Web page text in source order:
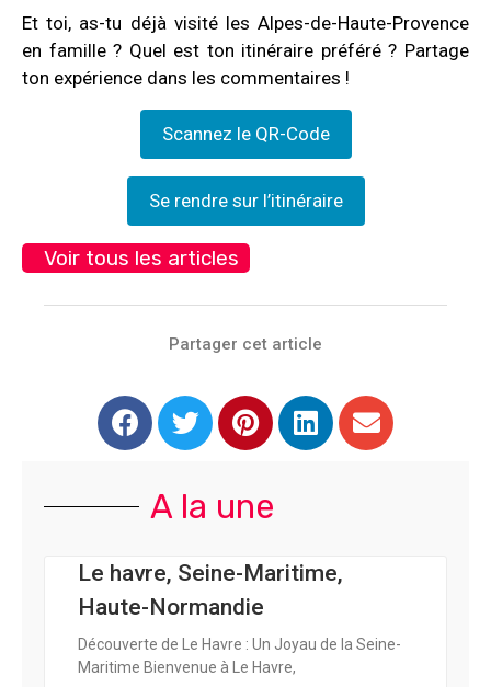
Et toi, as-tu déjà visité les Alpes-de-Haute-Provence
en famille ? Quel est ton itinéraire préféré ? Partage
ton expérience dans les commentaires !
Scannez le QR-Code
Se rendre sur l’itinéraire
Voir tous les articles
Partager cet article
A la une
Le havre, Seine-Maritime,
Haute-Normandie
Découverte de Le Havre : Un Joyau de la Seine-
Maritime Bienvenue à Le Havre,